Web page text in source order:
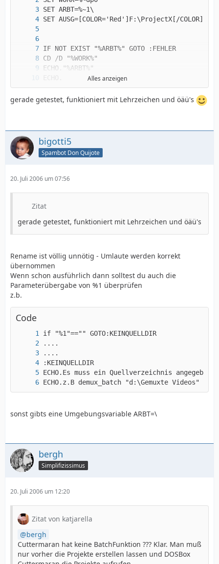
PAUSE
Alles anzeigen
gerade getestet, funktioniert mit Lehrzeichen und öäü's
bigotti5
Spambot Don Quijote
20. Juli 2006 um 07:56
Zitat
gerade getestet, funktioniert mit Lehrzeichen und öäü's
Rename ist völlig unnötig - Umlaute werden korrekt
übernommen
Wenn schon ausführlich dann solltest du auch die
Parameterübergabe von %1 überprüfen
z.b.
Code
ECHO.z.B demux_batch "d:\Gemuxte Videos"
sonst gibts eine Umgebungsvariable ARBT=\
bergh
Simplifizissimus
20. Juli 2006 um 12:20
Zitat von katjarella
bergh
Cuttermaran hat keine BatchFunktion ??? Klar. Man muß
nur vorher die Projekte erstellen lassen und DOSBox